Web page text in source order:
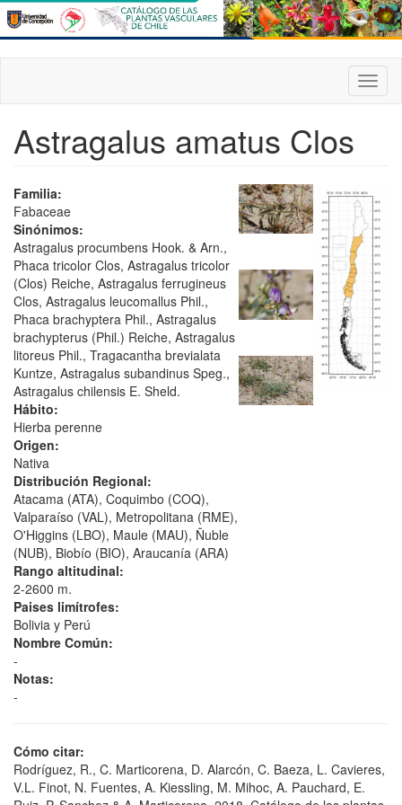
Pasar
al
contenido
principal
Astragalus amatus Clos
Familia:
Fabaceae
Sinónimos:
Astragalus procumbens Hook. & Arn.,
Phaca tricolor Clos, Astragalus tricolor
(Clos) Reiche, Astragalus ferrugineus
Clos, Astragalus leucomallus Phil.,
Phaca brachyptera Phil., Astragalus
brachypterus (Phil.) Reiche, Astragalus
litoreus Phil., Tragacantha brevialata
Kuntze, Astragalus subandinus Speg.,
Astragalus chilensis E. Sheld.
Hábito:
Hierba perenne
Origen:
Nativa
Distribución Regional:
Atacama (ATA), Coquimbo (COQ),
Valparaíso (VAL), Metropolitana (RME),
O'Higgins (LBO), Maule (MAU), Ñuble
(NUB), Biobío (BIO), Araucanía (ARA)
Rango altitudinal:
2-2600 m.
Paises limítrofes:
Bolivia y Perú
Nombre Común:
-
Notas:
-
Cómo citar:
Rodríguez, R., C. Marticorena, D. Alarcón, C. Baeza, L. Cavieres,
V.L. Finot, N. Fuentes, A. Kiessling, M. Mihoc, A. Pauchard, E.